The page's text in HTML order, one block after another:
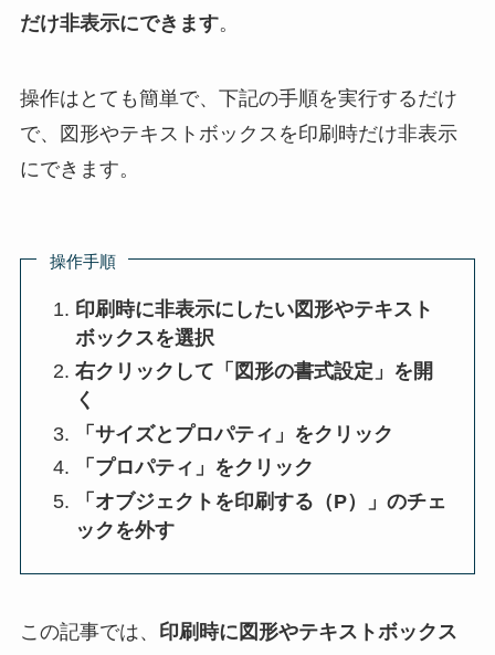
だけ非表示にできます。
操作はとても簡単で、下記の手順を実行するだけ
で、図形やテキストボックスを印刷時だけ非表示
にできます。
操作手順
印刷時に非表示にしたい図形やテキスト
ボックスを選択
右クリックして「図形の書式設定」を開
く
「サイズとプロパティ」をクリック
「プロパティ」をクリック
「オブジェクトを印刷する（P）」のチェ
ックを外す
この記事では、 印刷時に図形やテキストボックス